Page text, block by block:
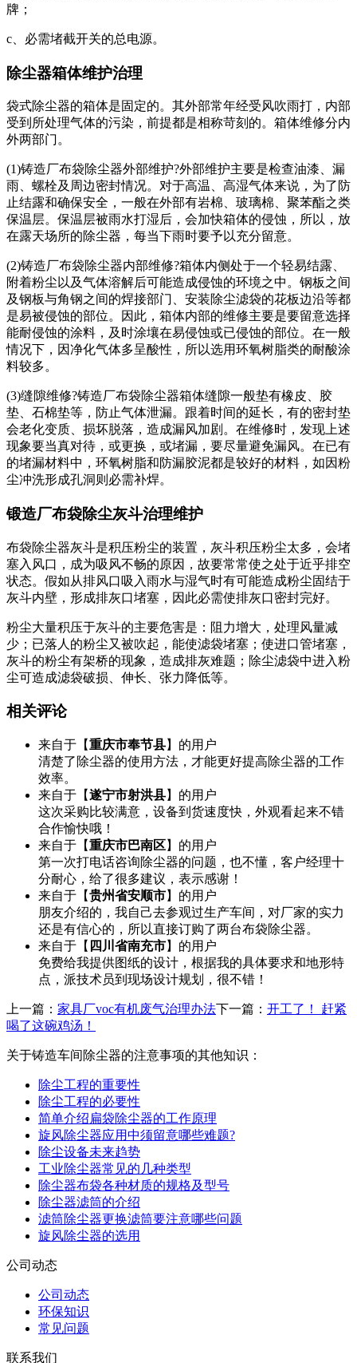
牌；
c、必需堵截开关的总电源。
除尘器箱体维护治理
袋式除尘器的箱体是固定的。其外部常年经受风吹雨打，内部
受到所处理气体的污染，前提都是相称苛刻的。箱体维修分内
外两部门。
(1)铸造厂布袋除尘器外部维护?外部维护主要是检查油漆、漏
雨、螺栓及周边密封情况。对于高温、高湿气体来说，为了防
止结露和确保安全，一般在外部有岩棉、玻璃棉、聚苯酯之类
保温层。保温层被雨水打湿后，会加快箱体的侵蚀，所以，放
在露天场所的除尘器，每当下雨时要予以充分留意。
(2)铸造厂布袋除尘器内部维修?箱体内侧处于一个轻易结露、
附着粉尘以及气体溶解后可能造成侵蚀的环境之中。钢板之间
及钢板与角钢之间的焊接部门、安装除尘滤袋的花板边沿等都
是易被侵蚀的部位。因此，箱体内部的维修主要是要留意选择
能耐侵蚀的涂料，及时涂壤在易侵蚀或已侵蚀的部位。在一般
情况下，因净化气体多呈酸性，所以选用环氧树脂类的耐酸涂
料较多。
(3)缝隙维修?铸造厂布袋除尘器箱体缝隙一般垫有橡皮、胶
垫、石棉垫等，防止气体泄漏。跟着时间的延长，有的密封垫
会老化变质、损坏脱落，造成漏风加剧。在维修时，发现上述
现象要当真对待，或更换，或堵漏，要尽量避免漏风。在已有
的堵漏材料中，环氧树脂和防漏胶泥都是较好的材料，如因粉
尘冲洗形成孔洞则必需补焊。
锻造厂布袋除尘灰斗治理维护
布袋除尘器灰斗是积压粉尘的装置，灰斗积压粉尘太多，会堵
塞入风口，成为吸风不畅的原因，故要常常使之处于近乎排空
状态。假如从排风口吸入雨水与湿气时有可能造成粉尘固结于
灰斗内壁，形成排灰口堵塞，因此必需使排灰口密封完好。
粉尘大量积压于灰斗的主要危害是：阻力增大，处理风量减
少；已落人的粉尘又被吹起，能使滤袋堵塞；使进口管堵塞，
灰斗的粉尘有架桥的现象，造成排灰难题；除尘滤袋中进入粉
尘可造成滤袋破损、伸长、张力降低等。
相关评论
来自于【重庆市奉节县】的用户
清楚了除尘器的使用方法，才能更好提高除尘器的工作
效率。
来自于【遂宁市射洪县】的用户
这次采购比较满意，设备到货速度快，外观看起来不错
合作愉快哦！
来自于【重庆市巴南区】的用户
第一次打电话咨询除尘器的问题，也不懂，客户经理十
分耐心，给了很多建议，表示感谢！
来自于【贵州省安顺市】的用户
朋友介绍的，我自己去参观过生产车间，对厂家的实力
还是有信心的，所以直接订购了两台布袋除尘器。
来自于【 四川省南充市】的用户
免费给我提供图纸的设计，根据我的具体要求和地形特
点，派技术员到现场设计规划，很不错！
上一篇： 家具厂voc有机废气治理办法下一篇： 开工了！ 赶紧
喝了这碗鸡汤！
关于铸造车间除尘器的注意事项的其他知识：
除尘工程的重要性
除尘工程的必要性
简单介绍扁袋除尘器的工作原理
旋风除尘器应用中须留意哪些难题?
除尘设备未来趋势
工业除尘器常见的几种类型
除尘器布袋各种材质的规格及型号
除尘器滤筒的介绍
滤筒除尘器更换滤筒要注意哪些问题
旋风除尘器的选用
公司动态
公司动态
环保知识
常见问题
联系我们